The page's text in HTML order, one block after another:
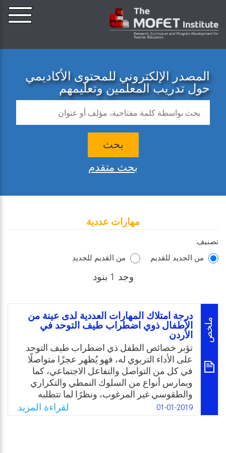
المصدر الإلكتروني للمحتوى الأكاديمي
حول تدريب المعلمين وتعليمهم
بحث
بحث متقدم
مهارات عددية
تصنيف:
من الجديد للقديم
من القديم للجديد
وجد 1 بنود
ملخص
درجة امتلاك المهارات العددية لدى عينة من
الأطفال ذوي اضطراب طيف التوحد في
الأردن
تؤبر خصائص الطفل ذي اضطراب طيف التوحد
على الأداء التربوي له، فهو يُظهر عجزًا متواصلًا
في كل من التواصل والتفاعل الاجتماعي، كما
ويمارس أنواع من السلوك النمطي والتكراري
والطقوسي غير المرغوب، ونظرًا لما تتطلبه
عملية التعلم والتعليم من تواصل وتفاعل موجه
وانتباه وتركيز، وأن هذه الخصائص تؤثر سلبًا على
01-01-2019 لقراءة المزيد